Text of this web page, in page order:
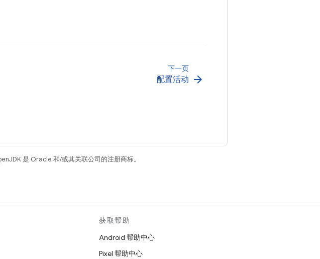
下一页
配置活动 arrow_forward
是 Oracle 和/或其关联公司的注册商标。
获取帮助
Android 帮助中心
Pixel 帮助中心